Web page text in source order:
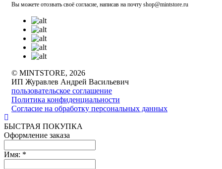
Вы можете отозвать своё согласие, написав на почту shop@mintstore.ru
© MINTSTORE, 2026
ИП Журавлев Андрей Васильевич
пользовательское соглашение
Политика конфиденциальности
Согласие на обработку персональных данных
БЫСТРАЯ ПОКУПКА
Оформление заказа
Имя: *